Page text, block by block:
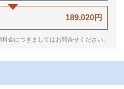
189,020円
金につきましてはお問合せください。